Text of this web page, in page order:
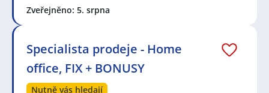
Zveřejněno: 5. srpna
Specialista prodeje - Home
office, FIX + BONUSY
Nutně vás hledají